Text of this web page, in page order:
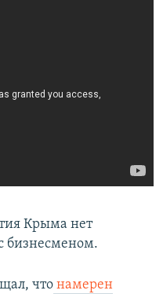
Крыма нет
бизнесменом.
что намерен